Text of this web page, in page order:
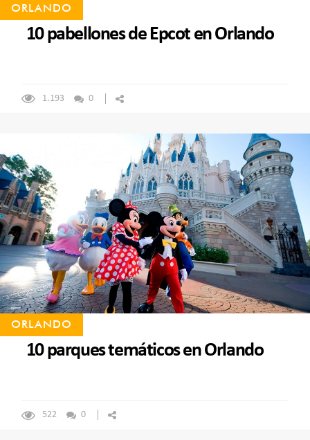
ORLANDO
10 pabellones de Epcot en Orlando
1.193 0
ORLANDO
10 parques temáticos en Orlando
522 0